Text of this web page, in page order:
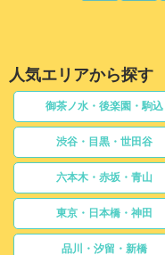
人気エリアから探す
御茶ノ水・後楽園・駒込
渋谷・目黒・世田谷
六本木・赤坂・青山
東京・日本橋・神田
品川・汐留・新橋